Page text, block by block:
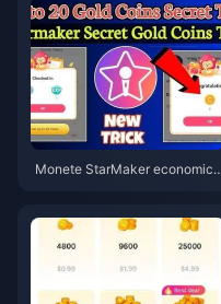
Monete StarMaker economich